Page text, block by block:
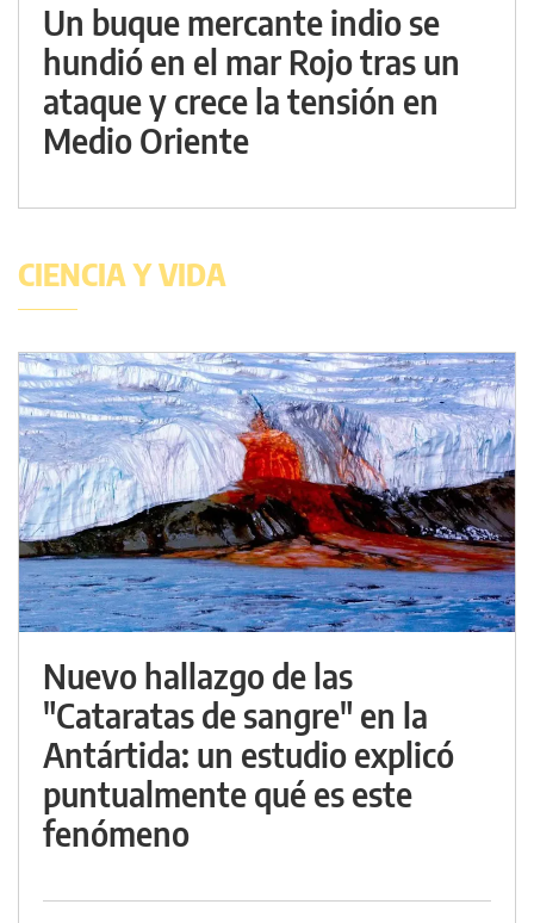
Un buque mercante indio se
hundió en el mar Rojo tras un
ataque y crece la tensión en
Medio Oriente
CIENCIA Y VIDA
Nuevo hallazgo de las
"Cataratas de sangre" en la
Antártida: un estudio explicó
puntualmente qué es este
fenómeno